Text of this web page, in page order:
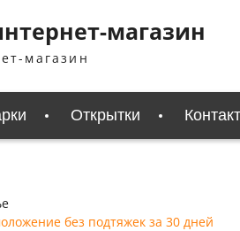
магазин
магазин
Открытки
без подтяжек за 30 дней